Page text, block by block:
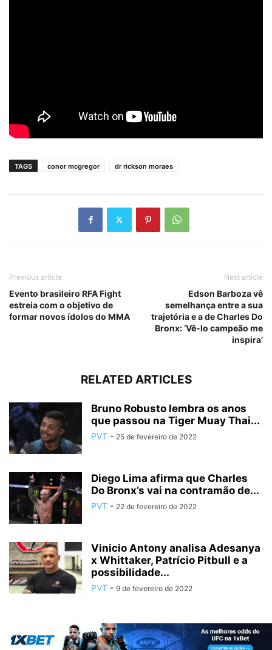
TAGS conor mcgregor dr rickson moraes
Previous article
Evento brasileiro RFA Fight
estreia com o objetivo de
formar novos ídolos do MMA
Next article
Edson Barboza vê
semelhança entre a sua
trajetória e a de Charles Do
Bronx: ‘Vê-lo campeão me
inspira’
RELATED ARTICLES
Bruno Robusto lembra os anos
que passou na Tiger Muay Thai...
PVT - 25 de fevereiro de 2022
Diego Lima afirma que Charles
Do Bronx’s vai na contramão de...
PVT - 22 de fevereiro de 2022
Vinicio Antony analisa Adesanya
x Whittaker, Patrício Pitbull e a
possibilidade...
PVT - 9 de fevereiro de 2022